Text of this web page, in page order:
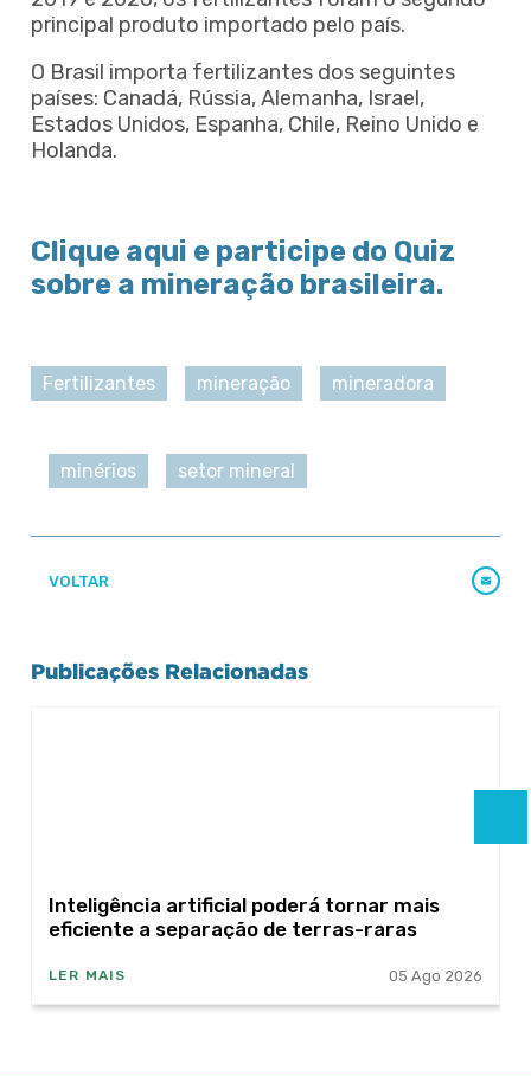
principal produto importado pelo país.
O Brasil importa fertilizantes dos seguintes
países: Canadá, Rússia, Alemanha, Israel,
Estados Unidos, Espanha, Chile, Reino Unido e
Holanda.
Clique aqui e participe do Quiz
sobre a mineração brasileira.
Fertilizantes mineração mineradora
minérios setor mineral
VOLTAR
Publicações Relacionadas
Inteligência artificial poderá tornar mais
eficiente a separação de terras-raras
LER MAIS 05 Ago 2026